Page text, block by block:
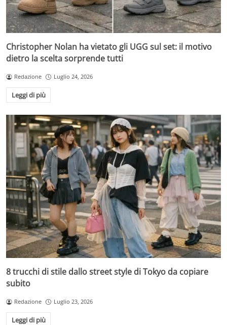
Christopher Nolan ha vietato gli UGG sul set: il motivo
dietro la scelta sorprende tutti
Redazione Luglio 24, 2026
Leggi di più
8 trucchi di stile dallo street style di Tokyo da copiare
subito
Redazione Luglio 23, 2026
Leggi di più